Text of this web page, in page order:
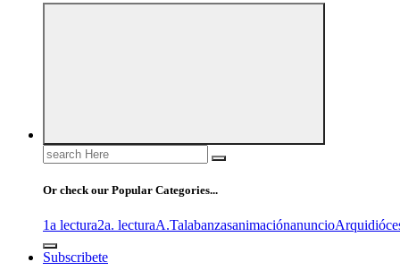
Search
for:
Or check our Popular Categories...
1a lectura2a. lecturaA.Talabanzasanimaciónanuncio
Subscribete